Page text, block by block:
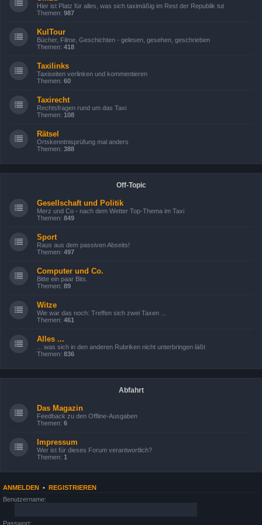
Hier ist Platz für alles, was sich taximäßig im Rest der Republik tut
Themen: 987
KulTour
Bücher, Filme, Geschichten - gelesen, gesehen, geschrieben
Themen: 418
Taxilinks
Taxiseiten verlinken und kommentieren
Themen: 60
Taxirecht
Rechtsfragen rund um das Taxi
Themen: 108
Rätsel
Ortskenntnisprüfung mal anders
Themen: 388
Off-Topic
Gesellschaft und Politik
Merz und Co - nach dem Wetter Top-Thema im Taxi
Themen: 849
Sport
Raus aus dem passiven Abseits!
Themen: 497
Computer und Co.
Bitte ein paar Bits.
Themen: 89
Witze
Wie war das noch: Treffen sich zwei Taxen ...
Themen: 461
Alles ...
... was sich in den anderen Rubriken nicht unterbringen läßt
Themen: 836
Abfahrt
Das Magazin
Feedback zu den Offline-Ausgaben
Themen: 6
Impressum
Wer ist für dieses Forum verantwortlich?
Themen: 1
ANMELDEN • REGISTRIEREN
Benutzername:
Passwort: